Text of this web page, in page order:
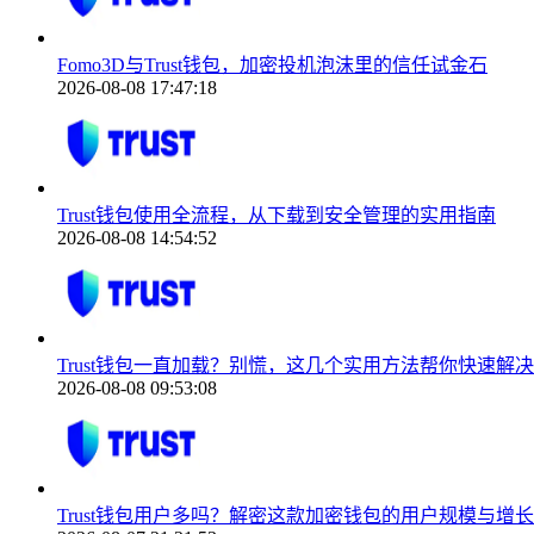
Fomo3D与Trust钱包，加密投机泡沫里的信任试金石
2026-08-08 17:47:18
Trust钱包使用全流程，从下载到安全管理的实用指南
2026-08-08 14:54:52
Trust钱包一直加载？别慌，这几个实用方法帮你快速解决
2026-08-08 09:53:08
Trust钱包用户多吗？解密这款加密钱包的用户规模与增